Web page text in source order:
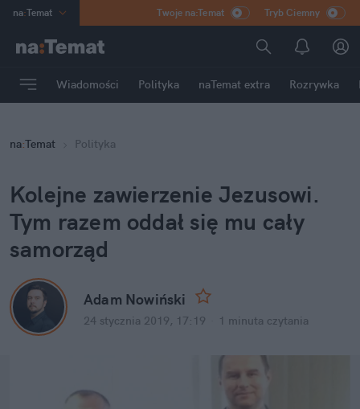
na:Temat
Poland
mama
Rozrywka
Twoje na:Temat Tryb Ciemny
Wiadomości Polityka naTemat extra Rozrywka
na:Temat Polityka
Kolejne zawierzenie Jezusowi.
Tym razem oddał się mu cały
samorząd
Adam Nowiński
24 stycznia 2019, 17:19 1 minuta czytania